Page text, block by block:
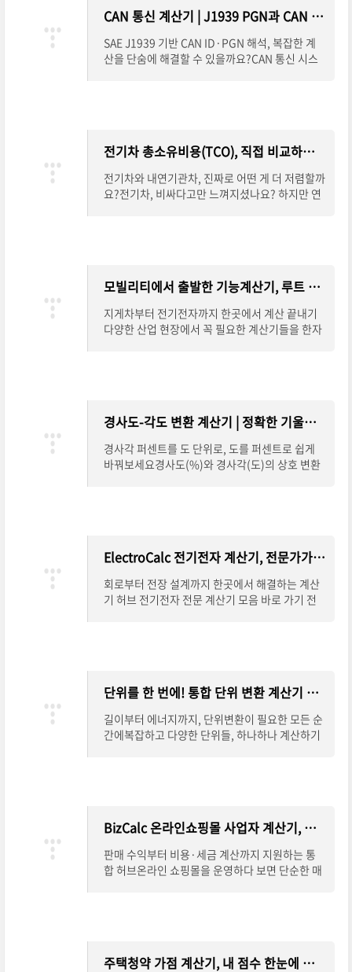
CAN 통신 계산기 | J1939 PGN과 CAN ID, 이젠 쉽게 변환하세요
SAE J1939 기반 CAN ID·PGN 해석, 복잡한 계
산을 단숨에 해결할 수 있을까요?CAN 통신 시스
전기차 총소유비용(TCO), 직접 비교하고 계산하세요
전기차와 내연기관차, 진짜로 어떤 게 더 저렴할까
요?전기차, 비싸다고만 느껴지셨나요? 하지만 연
모빌리티에서 출발한 기능계산기, 루트 페이지 안내
지게차부터 전기전자까지 한곳에서 계산 끝내기
다양한 산업 현장에서 꼭 필요한 계산기들을 한자
경사도-각도 변환 계산기 | 정확한 기울기 계산 한 번에 끝내기
경사각 퍼센트를 도 단위로, 도를 퍼센트로 쉽게
바꿔보세요경사도(%)와 경사각(도)의 상호 변환
ElectroCalc 전기전자 계산기, 전문가가 찾는 설계 도구
회로부터 전장 설계까지 한곳에서 해결하는 계산
기 허브 전기전자 전문 계산기 모음 바로 가기 전
단위를 한 번에! 통합 단위 변환 계산기 완벽 안내
길이부터 에너지까지, 단위변환이 필요한 모든 순
간에복잡하고 다양한 단위들, 하나하나 계산하기
BizCalc 온라인쇼핑몰 사업자 계산기, 수익과 세금까지 한 번에
판매 수익부터 비용·세금 계산까지 지원하는 통
합 허브온라인 쇼핑몰을 운영하다 보면 단순한 매
주택청약 가점 계산기, 내 점수 한눈에 확인하기